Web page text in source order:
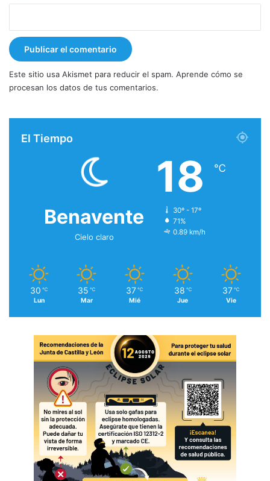
Este sitio usa Akismet para reducir el spam. Aprende cómo se
procesan los datos de tus comentarios.
El Tiempo
Benavente
Cielo claro
18 ℃
30º - 17º
71%
0.89 km/h
30 ℃
Lun
35 ℃
Mar
37 ℃
Mié
38 ℃
Jue
37 ℃
Vie